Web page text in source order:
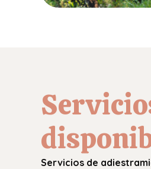
Servicios de